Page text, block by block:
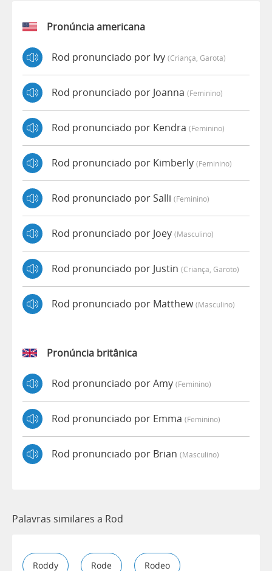
Pronúncia americana
Rod pronunciado por Ivy (criança, Garota)
Rod pronunciado por Joanna (feminino)
Rod pronunciado por Kendra (feminino)
Rod pronunciado por Kimberly (feminino)
Rod pronunciado por Salli (feminino)
Rod pronunciado por Joey (masculino)
Rod pronunciado por Justin (criança, Garoto)
Rod pronunciado por Matthew(masculino)
Pronúncia britânica
Rod pronunciado por Amy (feminino)
Rod pronunciado por Emma (feminino)
Rod pronunciado por Brian (masculino)
Palavras similares a Rod
Roddy Rode Rodeo